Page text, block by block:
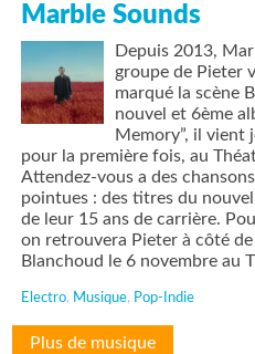
Marble Sounds
Depuis 2013,
groupe de Pieter
marqué la scène
nouvel et 6ème
Memory”, il vient
pour la première fois, au
Attendez-vous a des
pointues : des titres du
de leur 15 ans de carrière.
on retrouvera Pieter à côté
Blanchoud le 6 novembre au
Electro, Musique, Pop-Indie
Plus de musique